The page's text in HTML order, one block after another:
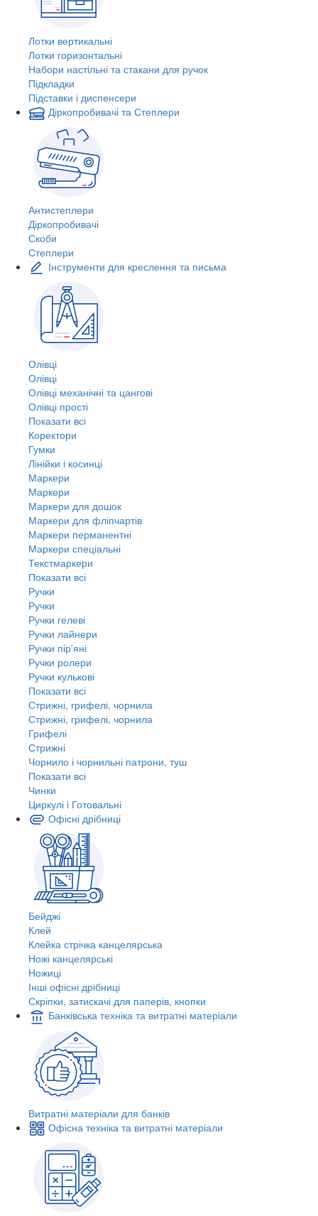
Лотки вертикальні
Лотки горизонтальні
Набори настільні та стакани для ручок
Підкладки
Підставки і диспенсери
Діркопробивачі та Степлери
Антистеплери
Діркопробивачі
Скоби
Степлери
Інструменти для креслення та письма
Олівці
Олівці
Олівці механічні та цангові
Олівці прості
Показати всі
Коректори
Гумки
Лінійки і косинці
Маркери
Маркери
Маркери для дошок
Маркери для фліпчартів
Маркери перманентні
Маркери спеціальні
Текстмаркери
Показати всі
Ручки
Ручки
Ручки гелеві
Ручки лайнери
Ручки пір'яні
Ручки ролери
Ручки кулькові
Показати всі
Стрижні, грифелі, чорнила
Стрижні, грифелі, чорнила
Грифелі
Стрижні
Чорнило і чорнильні патрони, туш
Показати всі
Чинки
Циркулі і Готовальні
Офісні дрібниці
Бейджі
Клей
Клейка стрічка канцелярська
Ножі канцелярські
Ножиці
Інші офісні дрібниці
Скріпки, затискачі для паперів, кнопки
Банківська техніка та витратні матеріали
Витратні матеріали для банків
Офісна техніка та витратні матеріали